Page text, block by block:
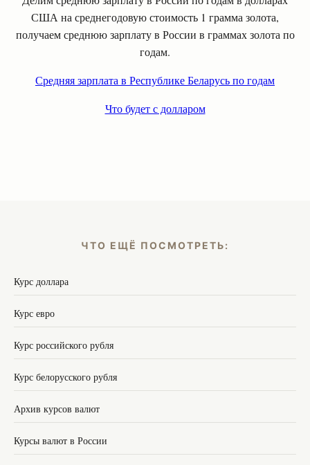
США на среднегодовую стоимость 1 грамма золота,
получаем среднюю зарплату в России в граммах золота по
годам.
Средняя зарплата в Республике Беларусь по годам
Что будет с долларом
ЧТО ЕЩЁ ПОСМОТРЕТЬ:
Курс доллара
Курс евро
Курс российского рубля
Курс белорусского рубля
Архив курсов валют
Курсы валют в России